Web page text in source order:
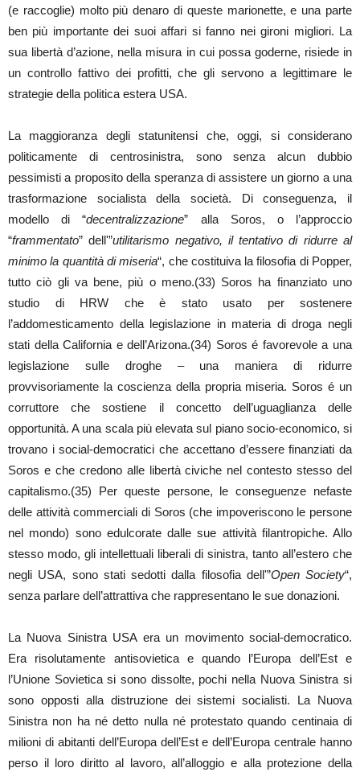
(e raccoglie) molto più denaro di queste marionette, e una parte
ben più importante dei suoi affari si fanno nei gironi migliori. La
sua libertà d’azione, nella misura in cui possa goderne, risiede in
un controllo fattivo dei profitti, che gli servono a legittimare le
strategie della politica estera USA.
La maggioranza degli statunitensi che, oggi, si considerano
politicamente di centrosinistra, sono senza alcun dubbio
pessimisti a proposito della speranza di assistere un giorno a una
trasformazione socialista della società. Di conseguenza, il
modello di “decentralizzazione” alla Soros, o l’approccio
“frammentato” dell'”utilitarismo negativo, il tentativo di ridurre al
minimo la quantità di miseria“, che costituiva la filosofia di Popper,
tutto ciò gli va bene, più o meno.(33) Soros ha finanziato uno
studio di HRW che è stato usato per sostenere
l’addomesticamento della legislazione in materia di droga negli
stati della California e dell’Arizona.(34) Soros é favorevole a una
legislazione sulle droghe – una maniera di ridurre
provvisoriamente la coscienza della propria miseria. Soros é un
corruttore che sostiene il concetto dell’uguaglianza delle
opportunità. A una scala più elevata sul piano socio-economico, si
trovano i social-democratici che accettano d’essere finanziati da
Soros e che credono alle libertà civiche nel contesto stesso del
capitalismo.(35) Per queste persone, le conseguenze nefaste
delle attività commerciali di Soros (che impoveriscono le persone
nel mondo) sono edulcorate dalle sue attività filantropiche. Allo
stesso modo, gli intellettuali liberali di sinistra, tanto all’estero che
negli USA, sono stati sedotti dalla filosofia dell'”Open Society“,
senza parlare dell’attrattiva che rappresentano le sue donazioni.
La Nuova Sinistra USA era un movimento social-democratico.
Era risolutamente antisovietica e quando l’Europa dell’Est e
l’Unione Sovietica si sono dissolte, pochi nella Nuova Sinistra si
sono opposti alla distruzione dei sistemi socialisti. La Nuova
Sinistra non ha né detto nulla né protestato quando centinaia di
milioni di abitanti dell’Europa dell’Est e dell’Europa centrale hanno
perso il loro diritto al lavoro, all’alloggio e alla protezione della